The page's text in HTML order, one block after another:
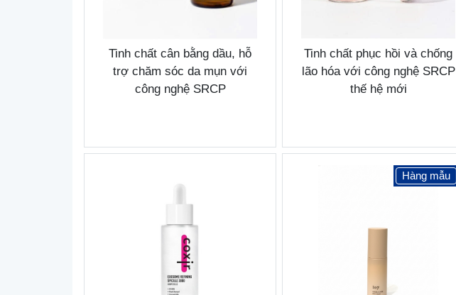
Tinh chất cân bằng dầu, hỗ
trợ chăm sóc da mụn với
công nghệ SRCP
Tinh chất phục hồi và chống
lão hóa với công nghệ SRCP
thế hệ mới
Hàng mẫu